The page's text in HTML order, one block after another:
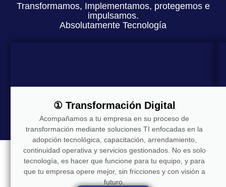
Transformamos, Implementamos, protegemos e
impulsamos.
Absolutamente Tecnología
① Transformación Digital
Acompañamos a tu empresa en su proceso de
transformación mediante soluciones TI enfocadas en la
adopción tecnológica, capacitación, arrendamiento,
continuidad operativa y servicios gestionados. No es solo
tecnología, es hacer que funcione para tu equipo, y para
que tu empresa opere mejor, sin fricciones y con visión a
futuro.